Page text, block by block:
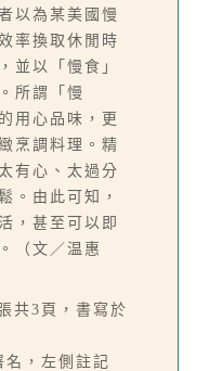
以為某美國慢
率換取休閒時
並以「慢食」
所謂「慢
用心品味，更
烹調料理。精
有心、太過分
。由此可知，
，甚至可以即
（文／温惠
共3頁，書寫於
，左側註記